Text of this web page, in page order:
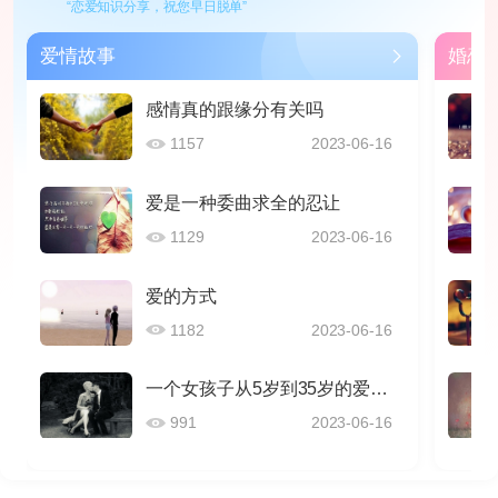
“恋爱知识分享，祝您早日脱单”
爱情故事
感情真的跟缘分有关吗
1157 2023-06-16
爱是一种委曲求全的忍让
1129 2023-06-16
爱的方式
1182 2023-06-16
一个女孩子从5岁到35岁的爱情感悟
991 2023-06-16
婚恋